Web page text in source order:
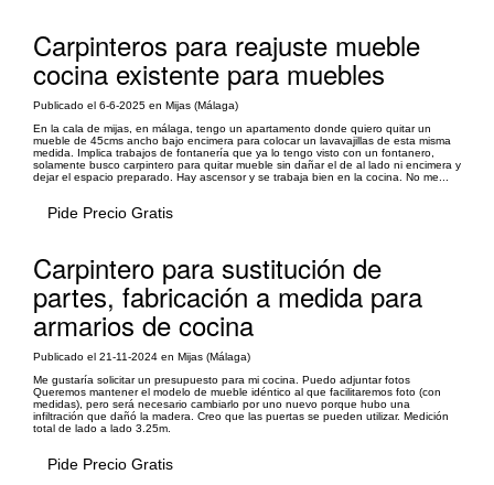
Carpinteros para reajuste mueble
cocina existente para muebles
Publicado el 6-6-2025 en Mijas (Málaga)
En la cala de mijas, en málaga, tengo un apartamento donde quiero quitar un
mueble de 45cms ancho bajo encimera para colocar un lavavajillas de esta misma
medida. Implica trabajos de fontanería que ya lo tengo visto con un fontanero,
solamente busco carpintero para quitar mueble sin dañar el de al lado ni encimera y
dejar el espacio preparado. Hay ascensor y se trabaja bien en la cocina. No me...
Pide Precio Gratis
Carpintero para sustitución de
partes, fabricación a medida para
armarios de cocina
Publicado el 21-11-2024 en Mijas (Málaga)
Me gustaría solicitar un presupuesto para mi cocina. Puedo adjuntar fotos
Queremos mantener el modelo de mueble idéntico al que facilitaremos foto (con
medidas), pero será necesario cambiarlo por uno nuevo porque hubo una
infiltración que dañó la madera. Creo que las puertas se pueden utilizar. Medición
total de lado a lado 3.25m.
Pide Precio Gratis